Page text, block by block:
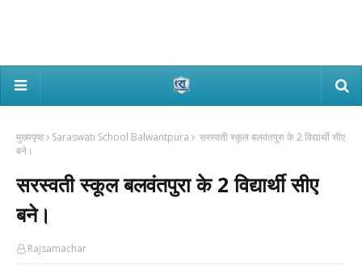
मुख्यपृष्ठ Saraswati School Balwantpura
सरस्वती स्कूल बलवंतपुरा के 2 विद्यार्थी सीए
बने।
सरस्वती स्कूल बलवंतपुरा के 2 विद्यार्थी सीए
बने।
Rajsamachar